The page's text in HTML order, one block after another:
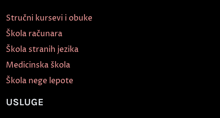
Stručni kursevi i obuke
Škola računara
Škola stranih jezika
Medicinska škola
Škola nege lepote
USLUGE